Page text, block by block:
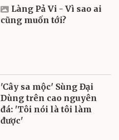
Làng Pả Vi - Vì sao ai
cũng muốn tới?
'Cây sa mộc' Sùng Đại
Dùng trên cao nguyên
đá: 'Tôi nói là tôi làm
được'